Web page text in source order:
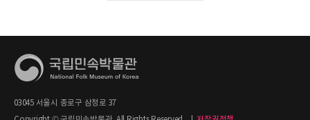
03045 서울시 종로구 삼청로 37